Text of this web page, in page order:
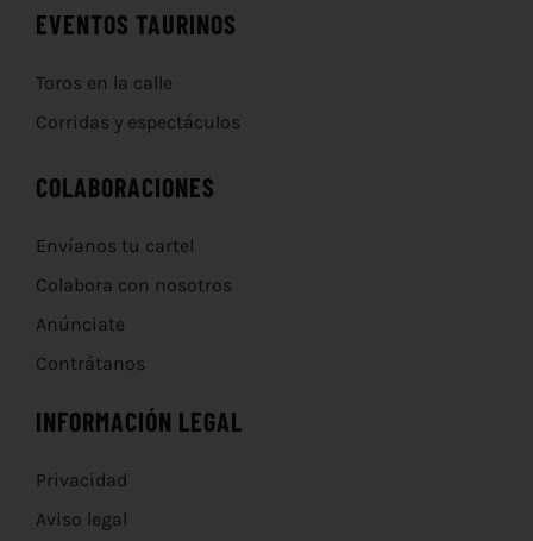
EVENTOS TAURINOS
Toros en la calle
Corridas y espectáculos
COLABORACIONES
Envíanos tu cartel
Colabora con nosotros
Anúnciate
Contrátanos
INFORMACIÓN LEGAL
Privacidad
Aviso legal